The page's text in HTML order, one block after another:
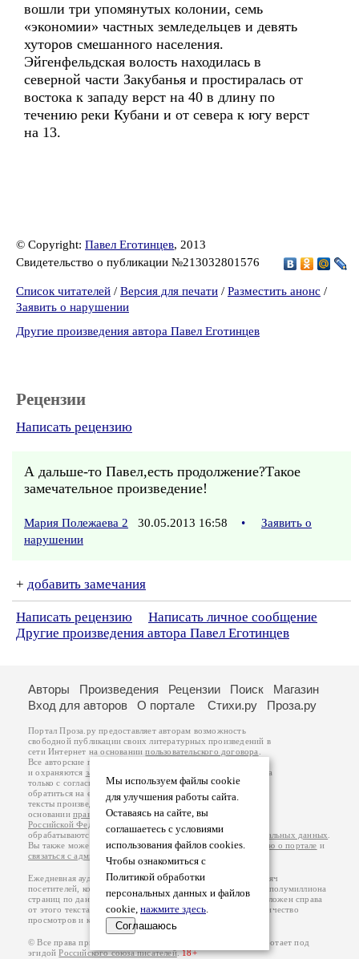
вошли три упомянутых колонии, семь
«экономии» частных земледельцев и девять
хуторов смешанного населения.
Эйгенфельдская волость находилась в
северной части Закубанья и простиралась от
востока к западу верст на 40 в длину по
течению реки Кубани и от севера к югу верст
на 13.
© Copyright: Павел Еготинцев, 2013
Свидетельство о публикации №213032801576
Список читателей / Версия для печати / Разместить анонс /
Заявить о нарушении
Другие произведения автора Павел Еготинцев
Рецензии
Написать рецензию
А дальше-то Павел,есть продолжение?Такое
замечательное произведение!
Мария Полежаева 2 30.05.2013 16:58 •
Заявить о
нарушении
+ добавить замечания
Написать рецензию
Написать личное сообщение
Другие произведения автора Павел Еготинцев
Мы используем файлы cookie
для улучшения работы сайта.
Оставаясь на сайте, вы
соглашаетесь с условиями
использования файлов cookies.
Чтобы ознакомиться с
Политикой обработки
персональных данных и файлов
cookie, нажмите здесь.
Соглашаюсь
Авторы Произведения Рецензии Поиск
Магазин
Вход для авторов
О портале Стихи.ру Проза.ру
Портал Проза.ру предоставляет авторам возможность
свободной публикации своих литературных произведений в
сети Интернет на основаниипользовательского договора
Все авторские права на произведения принадлежат авторам
и охраняются законом
. Перепечатка произведений возможна
только с согласия его автора, к которому вы можете
обратиться на его авторской странице. Ответственность за
тексты произведений авторы несут самостоятельно на
основанииправил публикацииизаконодательства
Российской Федерации
обрабатываются на основанииПолитики обработки персональных данных
Вы также можете посмотреть более подробнуюинформацию о портале и
связаться с администрацией
Ежедневная аудитория портала Проза.ру – порядка 100 тысяч
посетителей, которые в общей сумме просматривают более полумиллиона
страниц по данным счетчика посещаемости, который расположен справа
от этого текста. В каждой графе указано по две цифры: количество
просмотров и количество посетителей.
© Все права принадлежат авторам, 2000-2026. Портал работает под
эгидойРоссийского союза писателей.18+